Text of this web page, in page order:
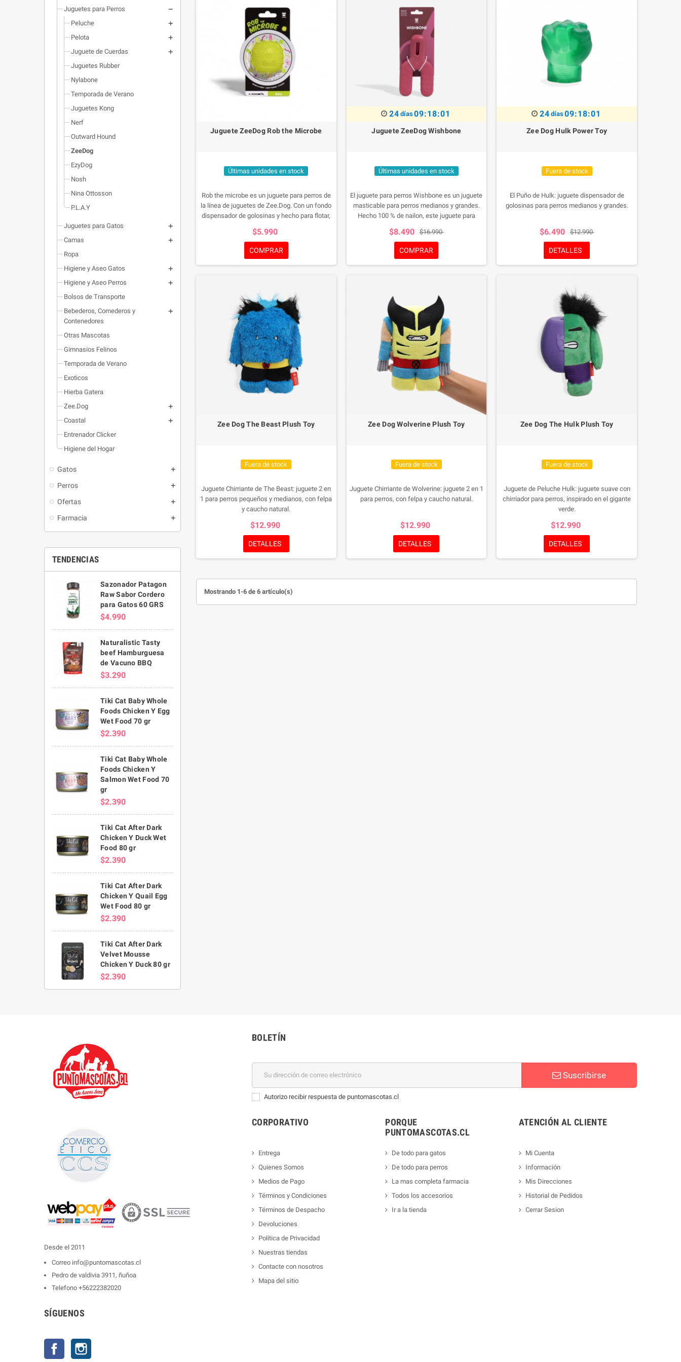
Juguetes para Perros
Peluche
Pelota
Juguete de Cuerdas
Juguetes Rubber
Nylabone
Temporada de Verano
Juguetes Kong
Nerf
Outward Hound
ZeeDog
EzyDog
Nosh
Nina Ottosson
P.L.A.Y
Juguetes para Gatos
Camas
Ropa
Higiene y Aseo Gatos
Higiene y Aseo Perros
Bolsos de Transporte
Bebederos, Comederos y
Contenedores
Otras Mascotas
Gimnasios Felinos
Temporada de Verano
Exoticos
Hierba Gatera
Zee.Dog
Coastal
Entrenador Clicker
Higiene del Hogar
Gatos
Perros
Ofertas
Farmacia
TENDENCIAS
Sazonador Patagon
Raw Sabor Cordero
para Gatos 60 GRS
$4.990
Naturalistic Tasty
beef Hamburguesa
de Vacuno BBQ
$3.290
Tiki Cat Baby Whole
Foods Chicken Y Egg
Wet Food 70 gr
$2.390
Tiki Cat Baby Whole
Foods Chicken Y
Salmon Wet Food 70
gr
$2.390
Tiki Cat After Dark
Chicken Y Duck Wet
Food 80 gr
$2.390
Tiki Cat After Dark
Chicken Y Quail Egg
Wet Food 80 gr
$2.390
Tiki Cat After Dark
Velvet Mousse
Chicken Y Duck 80 gr
$2.390
Juguete ZeeDog Rob the Microbe
Últimas unidades en stock
Rob the microbe es un juguete para perros de
la línea de juguetes de Zee.Dog. Con un fondo
dispensador de golosinas y hecho para flotar,
diversión en casa o en la piscina. Los
los dientes de su perro.
$5.990
COMPRAR
24 días09:18:01
Juguete ZeeDog Wishbone
Últimas unidades en stock
El juguete para perros Wishbone es un juguete
masticable para perros medianos y grandes.
Hecho 100 % de nailon, este juguete para
perfumado con tocino para mayor diversión. La
dientes de tu perro. Agregue la golosina
favorita de su perro a la cavidad para
$8.490 $16.990
COMPRAR
24 días09:18:01
Zee Dog Hulk Power Toy
Fuera de stock
El Puño de Hulk: juguete dispensador de
golosinas para perros medianos y grandes.
$6.490 $12.990
DETALLES
Zee Dog The Beast Plush Toy
Fuera de stock
Juguete Chirriante de The Beast: juguete 2 en
1 para perros pequeños y medianos, con felpa
y caucho natural.
$12.990
DETALLES
Zee Dog Wolverine Plush Toy
Fuera de stock
Juguete Chirriante de Wolverine: juguete 2 en 1
para perros, con felpa y caucho natural.
$12.990
DETALLES
Zee Dog The Hulk Plush Toy
Fuera de stock
Juguete de Peluche Hulk: juguete suave con
chirriador para perros, inspirado en el gigante
verde.
$12.990
DETALLES
Mostrando 1-6 de 6 artículo(s)
Desde el 2011
Correo info@puntomascotas.cl
Pedro de valdivia 3911, ñuñoa
Telefono +56222382020
SÍGUENOS
Facebook
BOLETÍN
Suscribirse
Autorizo recibir respuesta de puntomascotas.cl
CORPORATIVO
Entrega
Quienes Somos
Medios de Pago
Términos y Condiciones
Términos de Despacho
Devoluciones
Política de Privacidad
Nuestras tiendas
Contacte con nosotros
Mapa del sitio
PORQUE
PUNTOMASCOTAS.CL
De todo para gatos
De todo para perros
La mas completa farmacia
Todos los accesorios
Ir a la tienda
ATENCIÓN AL CLIENTE
Mi Cuenta
Información
Mis Direcciones
Historial de Pedidos
Cerrar Sesion